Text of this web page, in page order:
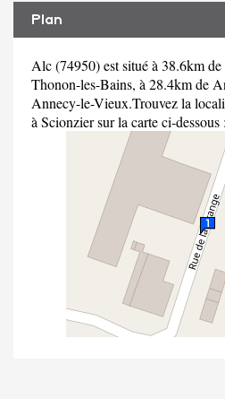
Plan
Alc (74950) est situé à 38.6km
Thonon-les-Bains, à 28.4km de
Annecy-le-Vieux.Trouvez la
à Scionzier sur la carte ci-dessous :